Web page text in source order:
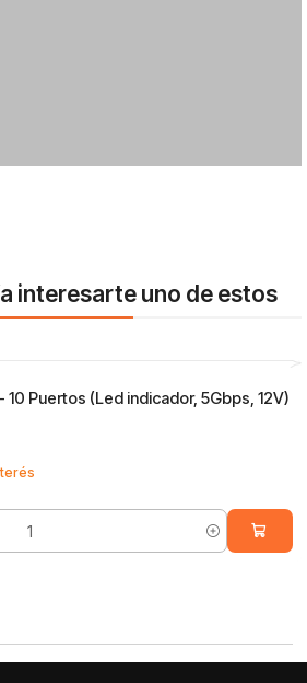
interesarte uno de estos
10 Puertos (Led indicador, 5Gbps, 12V)